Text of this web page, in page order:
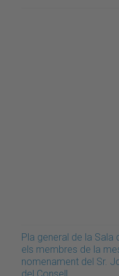
Pla general de la Sala
els membres de la
nomenament del Sr.